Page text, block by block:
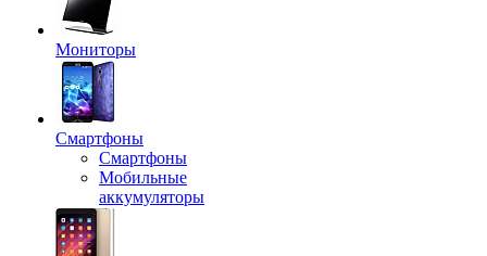
Мониторы
Смартфоны
Смартфоны
Мобильные
аккумуляторы